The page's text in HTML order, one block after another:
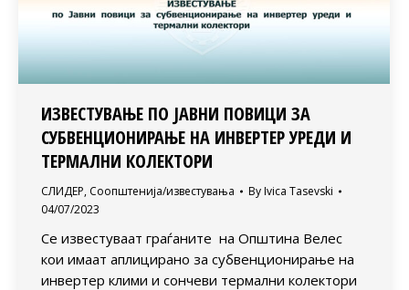
ИЗВЕСТУВАЊЕ ПО ЈАВНИ ПОВИЦИ ЗА
СУБВЕНЦИОНИРАЊЕ НА ИНВЕРТЕР УРЕДИ И
ТЕРМАЛНИ КОЛЕКТОРИ
СЛИДЕР, Соопштенија/известувања By Ivica Tasevski
04/07/2023
Се известуваат граѓаните на Општина Велес
кои имаат аплицирано за субвенционирање на
инвертер клими и сончеви термални колектори